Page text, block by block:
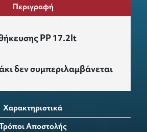
Περιγραφή
PP 17.2lt
δεν συμπεριλαμβάνεται
Χαρακτηριστικά
Αποστολής